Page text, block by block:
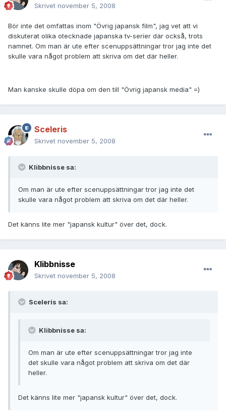
Skrivet november 5, 2008
Bör inte det omfattas inom "Övrig japansk film", jag vet att vi
diskuterat olika otecknade japanska tv-serier där också, trots
namnet. Om man är ute efter scenuppsättningar tror jag inte det
skulle vara något problem att skriva om det där heller.
Man kanske skulle döpa om den till "Övrig japansk media" =)
Sceleris
Skrivet november 5, 2008
Klibbnisse sa:
Om man är ute efter scenuppsättningar tror jag inte det
skulle vara något problem att skriva om det där heller.
Det känns lite mer "japansk kultur" över det, dock.
Klibbnisse
Skrivet november 5, 2008
Sceleris sa:
Klibbnisse sa:
Om man är ute efter scenuppsättningar tror jag inte
det skulle vara något problem att skriva om det där
heller.
Det känns lite mer "japansk kultur" över det, dock.